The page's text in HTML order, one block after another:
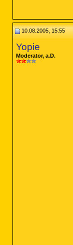
10.08.2005, 15:55
Yopie
Moderator, a.D.